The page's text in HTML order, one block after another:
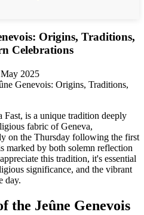
Origins, Traditions,
Celebrations
2025
Genevois: Origins, Traditions,
Fast, is a unique tradition deeply
fabric of Geneva,
on the Thursday following the first
marked by both solemn reflection
this tradition, it's essential
significance, and the vibrant
day.
the Jeûne Genevois